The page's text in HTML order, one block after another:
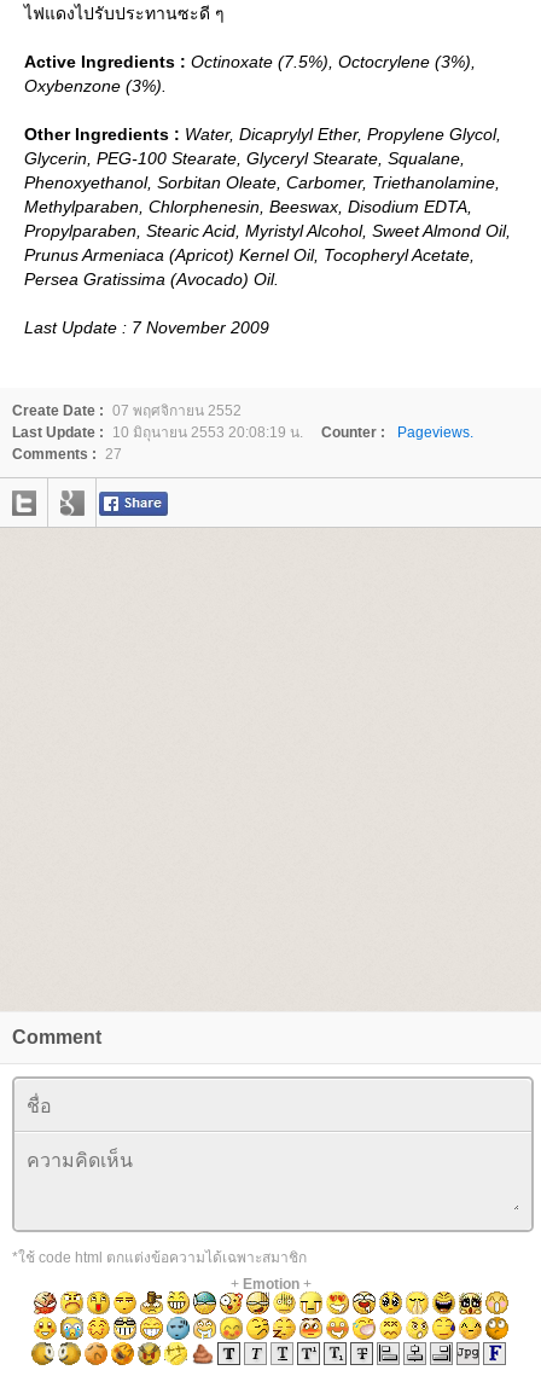
ไฟแดงไปรับประทานซะดี ๆ
Active Ingredients : Octinoxate (7.5%), Octocrylene (3%),
Oxybenzone (3%).
Other Ingredients : Water, Dicaprylyl Ether, Propylene Glycol,
Glycerin, PEG-100 Stearate, Glyceryl Stearate, Squalane,
Phenoxyethanol, Sorbitan Oleate, Carbomer, Triethanolamine,
Methylparaben, Chlorphenesin, Beeswax, Disodium EDTA,
Propylparaben, Stearic Acid, Myristyl Alcohol, Sweet Almond Oil,
Prunus Armeniaca (Apricot) Kernel Oil, Tocopheryl Acetate,
Persea Gratissima (Avocado) Oil.
Last Update : 7 November 2009
Create Date : 07 พฤศจิกายน 2552
Last Update :
10 มิถุนายน 2553 20:08:19 น. Counter :
Pageviews.
Comments : 27
Comment
*ใช้ code html ตกแต่งข้อความได้เฉพาะสมาชิก
+ Emotion+